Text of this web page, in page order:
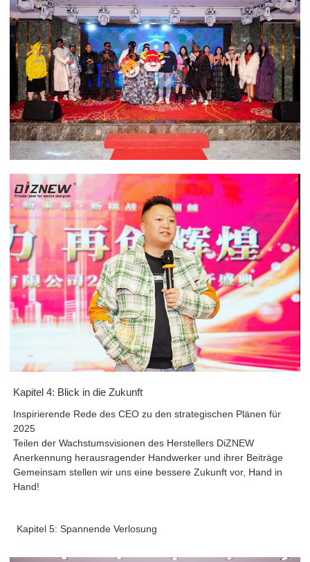
Kapitel 4: Blick in die Zukunft
Inspirierende Rede des CEO zu den strategischen Plänen für
2025
Teilen der Wachstumsvisionen des Herstellers DiZNEW
Anerkennung herausragender Handwerker und ihrer Beiträge
Gemeinsam stellen wir uns eine bessere Zukunft vor, Hand in
Hand!
Kapitel 5: Spannende Verlosung